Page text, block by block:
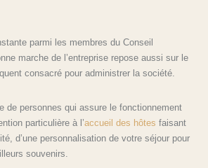
parmi les membres du Conseil
marche de l’entreprise repose aussi sur le
consacré pour administrer la société.
de personnes qui assure le fonctionnement
particulière à l’accueil des hôtes faisant
d’une personnalisation de votre séjour pour
souvenirs.